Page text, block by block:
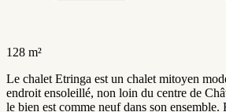
128 m²
Le chalet Etringa est un chalet mitoyen
endroit ensoleillé, non loin du centre de
le bien est comme neuf dans son ensemble.